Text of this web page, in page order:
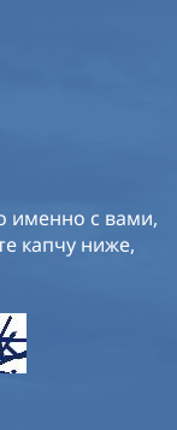
именно с вами,
капчу ниже,